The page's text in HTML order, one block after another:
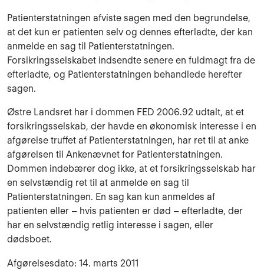
Patienterstatningen afviste sagen med den begrundelse,
at det kun er patienten selv og dennes efterladte, der kan
anmelde en sag til Patienterstatningen.
Forsikringsselskabet indsendte senere en fuldmagt fra de
efterladte, og Patienterstatningen behandlede herefter
sagen.
Østre Landsret har i dommen FED 2006.92 udtalt, at et
forsikringsselskab, der havde en økonomisk interesse i en
afgørelse truffet af Patienterstatningen, har ret til at anke
afgørelsen til Ankenævnet for Patienterstatningen.
Dommen indebærer dog ikke, at et forsikringsselskab har
en selvstændig ret til at anmelde en sag til
Patienterstatningen. En sag kan kun anmeldes af
patienten eller – hvis patienten er død – efterladte, der
har en selvstændig retlig interesse i sagen, eller
dødsboet.
Afgørelsesdato: 14. marts 2011